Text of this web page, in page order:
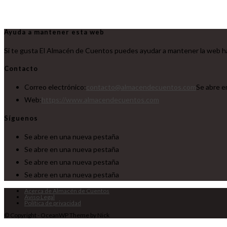
Ayuda a mantener esta web
Si te gusta El Almacén de Cuentos puedes ayudar a mantener la web
Contacto
Correo electrónico:
Se abre
Web:
Síguenos
Se abre en una nueva pestaña
Se abre en una nueva pestaña
Se abre en una nueva pestaña
Se abre en una nueva pestaña
Acerca de Almacén de Cuentos
Aviso Legal
Política de privacidad
© Copyright - OceanWP Theme by Nick